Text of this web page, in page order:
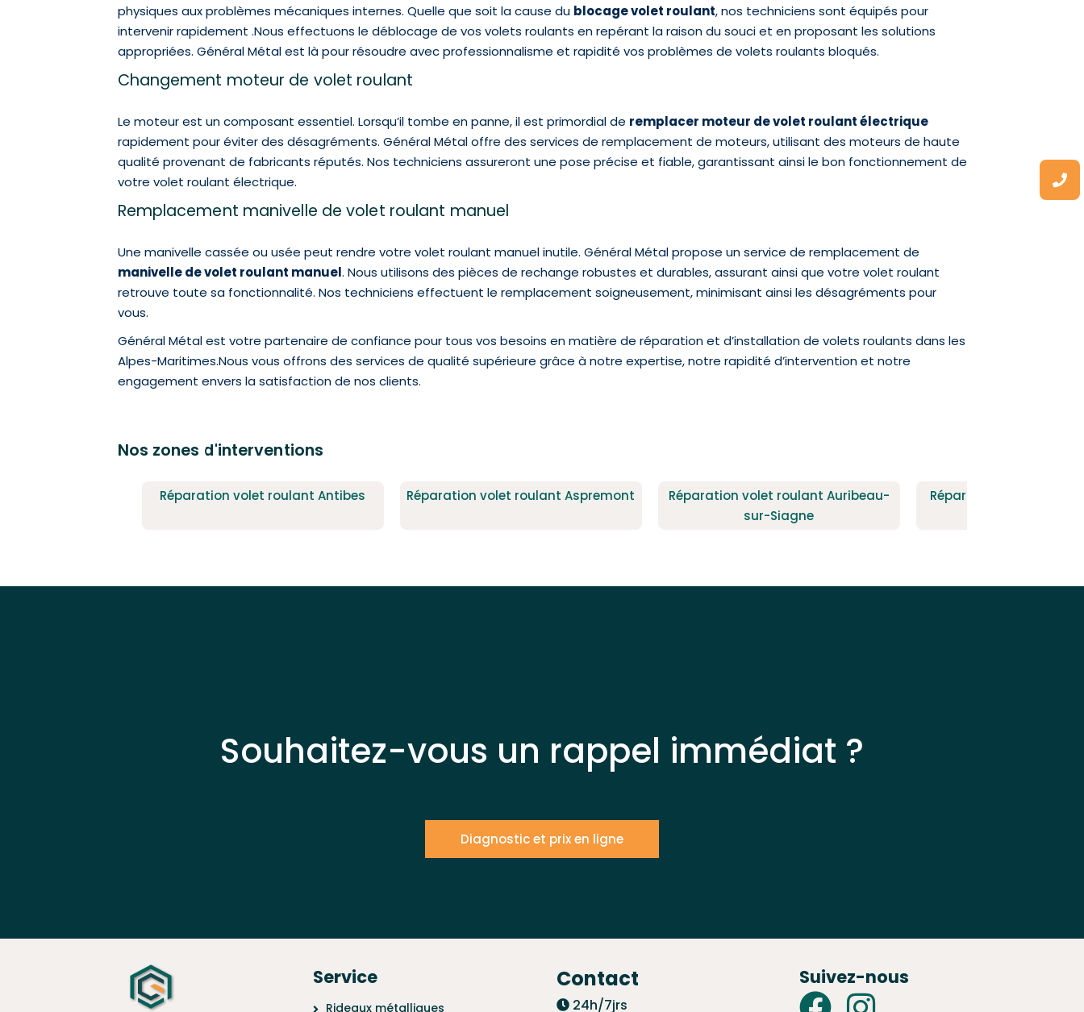
physiques aux problèmes mécaniques internes. Quelle que soit la cause du blocage volet roulant, nos techniciens sont équipés pour
intervenir rapidement .Nous effectuons le déblocage de vos volets roulants en repérant la raison du souci et en proposant les solutions
appropriées. Général Métal est là pour résoudre avec professionnalisme et rapidité vos problèmes de volets roulants bloqués.
Changement moteur de volet roulant
Le moteur est un composant essentiel. Lorsqu’il tombe en panne, il est primordial de remplacer moteur de volet roulant électrique
rapidement pour éviter des désagréments. Général Métal offre des services de remplacement de moteurs, utilisant des moteurs de haute
qualité provenant de fabricants réputés. Nos techniciens assureront une pose précise et fiable, garantissant ainsi le bon fonctionnement de
votre volet roulant électrique.
Remplacement manivelle de volet roulant manuel
Une manivelle cassée ou usée peut rendre votre volet roulant manuel inutile. Général Métal propose un service de remplacement de
manivelle de volet roulant manuel. Nous utilisons des pièces de rechange robustes et durables, assurant ainsi que votre volet roulant
retrouve toute sa fonctionnalité. Nos techniciens effectuent le remplacement soigneusement, minimisant ainsi les désagréments pour
vous.
Général Métal est votre partenaire de confiance pour tous vos besoins en matière de réparation et d’installation de volets roulants dans les
Alpes-Maritimes.Nous vous offrons des services de qualité supérieure grâce à notre expertise, notre rapidité d’intervention et notre
engagement envers la satisfaction de nos clients.
Nos zones d'interventions
Réparation volet roulant Antibes Réparation volet roulant Aspremont
Réparation volet roulant Auribeau-
sur-Siagne
Réparation volet
Souhaitez-vous un rappel immédiat ?
Diagnostic et prix en ligne
Service
Rideaux métalliques
Contact
24h/7jrs
Suivez-nous